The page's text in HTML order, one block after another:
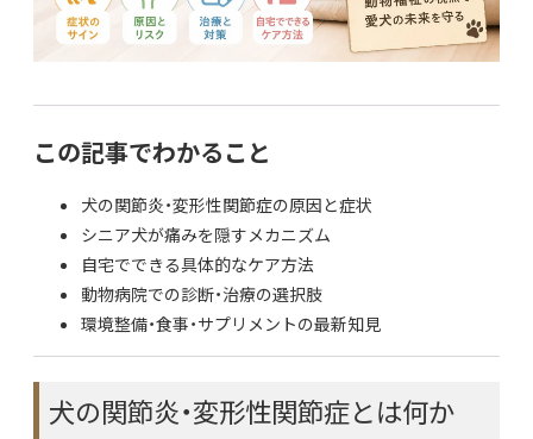
この記事でわかること
犬の関節炎・変形性関節症の原因と症状
シニア犬が痛みを隠すメカニズム
自宅でできる具体的なケア方法
動物病院での診断・治療の選択肢
環境整備・食事・サプリメントの最新知見
犬の関節炎・変形性関節症とは何か